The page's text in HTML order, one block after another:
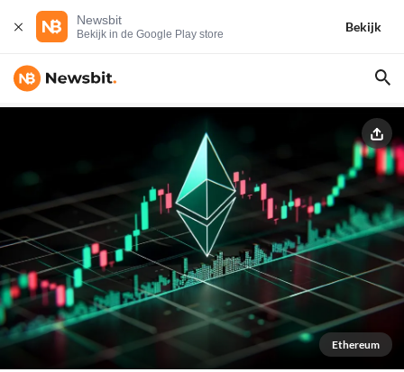
Newsbit
Bekijk in de Google Play store
Bekijk
Ethereum